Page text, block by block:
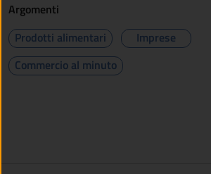
Argomenti
Prodotti alimentari
Imprese
Commercio al minuto